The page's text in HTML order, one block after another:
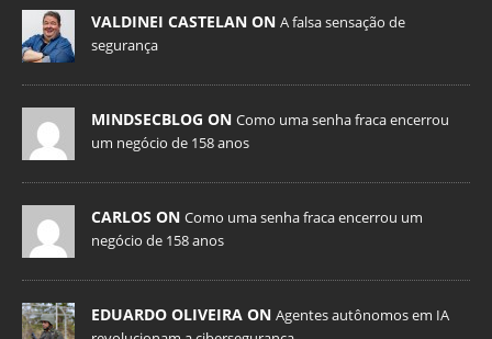
VALDINEI CASTELAN ON A falsa sensação de
segurança
MINDSECBLOG ON Como uma senha fraca encerrou
um negócio de 158 anos
CARLOS ON Como uma senha fraca encerrou um
negócio de 158 anos
EDUARDO OLIVEIRA ON Agentes autônomos em IA